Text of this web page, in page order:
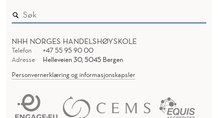
NHH NORGES HANDELSHØYSKOLE
Telefon
+47 55 95 90 00
Adresse
Helleveien 30, 5045 Bergen
Personvernerklæring og informasjonskapsler